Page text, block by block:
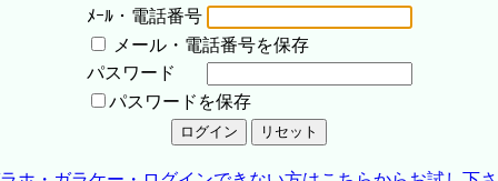
ﾒｰﾙ・電話番号
メール・電話番号を保存
パスワード
パスワードを保存